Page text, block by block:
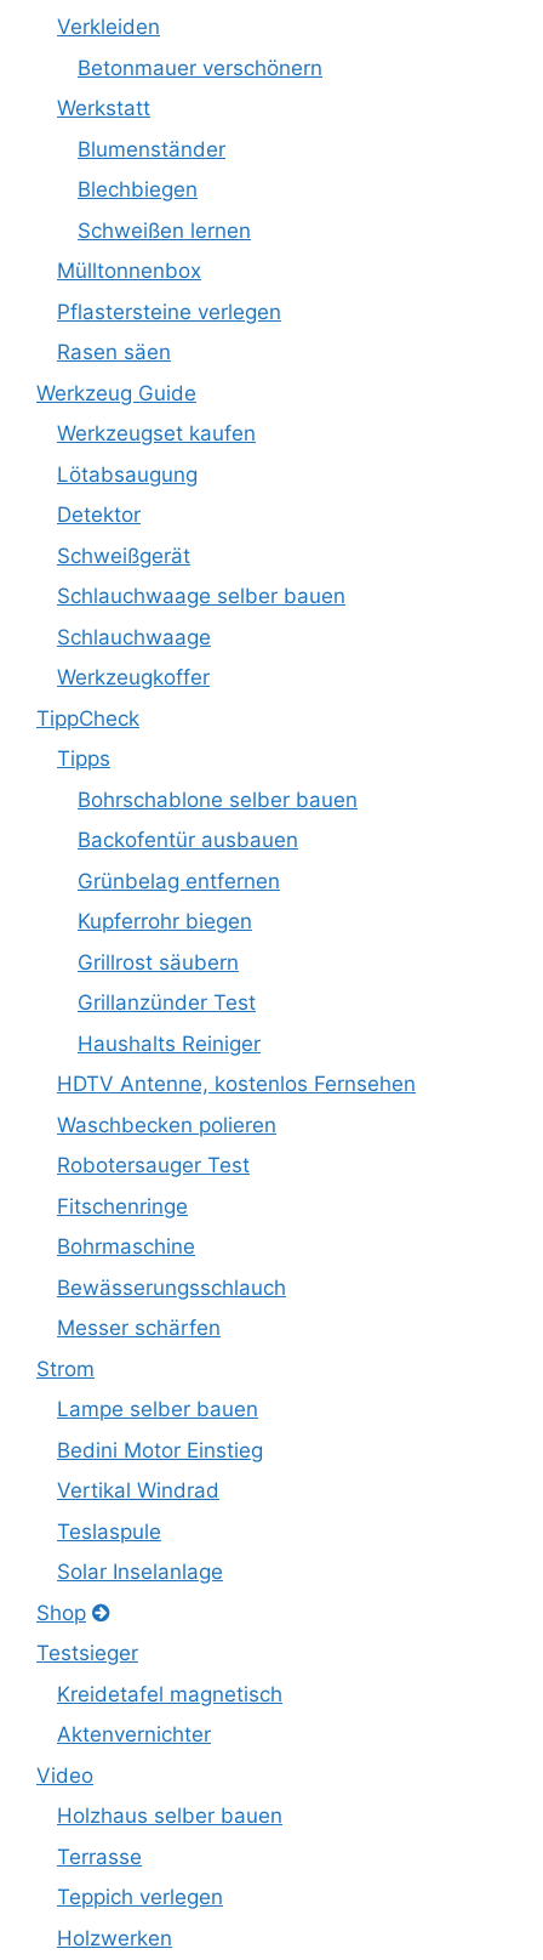
Verkleiden
Betonmauer verschönern
Werkstatt
Blumenständer
Blechbiegen
Schweißen lernen
Mülltonnenbox
Pflastersteine verlegen
Rasen säen
Werkzeug Guide
Werkzeugset kaufen
Lötabsaugung
Detektor
Schweißgerät
Schlauchwaage selber bauen
Schlauchwaage
Werkzeugkoffer
TippCheck
Tipps
Bohrschablone selber bauen
Backofentür ausbauen
Grünbelag entfernen
Kupferrohr biegen
Grillrost säubern
Grillanzünder Test
Haushalts Reiniger
HDTV Antenne, kostenlos Fernsehen
Waschbecken polieren
Robotersauger Test
Fitschenringe
Bohrmaschine
Bewässerungsschlauch
Messer schärfen
Strom
Lampe selber bauen
Bedini Motor Einstieg
Vertikal Windrad
Teslaspule
Solar Inselanlage
Shop
Testsieger
Kreidetafel magnetisch
Aktenvernichter
Video
Holzhaus selber bauen
Terrasse
Teppich verlegen
Holzwerken